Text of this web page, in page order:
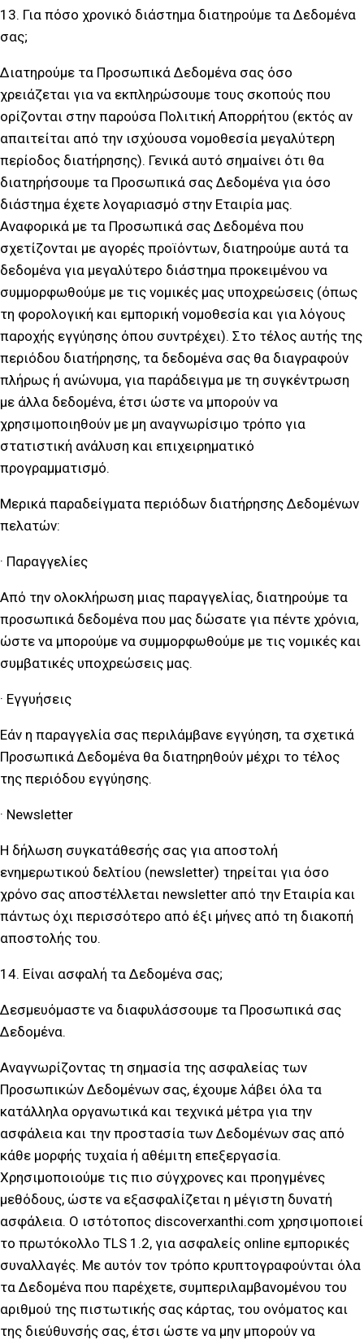
13. Για πόσο χρονικό διάστημα διατηρούμε τα Δεδομένα
σας;
Διατηρούμε τα Προσωπικά Δεδομένα σας όσο
χρειάζεται για να εκπληρώσουμε τους σκοπούς που
ορίζονται στην παρούσα Πολιτική Απορρήτου (εκτός αν
απαιτείται από την ισχύουσα νομοθεσία μεγαλύτερη
περίοδος διατήρησης). Γενικά αυτό σημαίνει ότι θα
διατηρήσουμε τα Προσωπικά σας Δεδομένα για όσο
διάστημα έχετε λογαριασμό στην Εταιρία μας.
Αναφορικά με τα Προσωπικά σας Δεδομένα που
σχετίζονται με αγορές προϊόντων, διατηρούμε αυτά τα
δεδομένα για μεγαλύτερο διάστημα προκειμένου να
συμμορφωθούμε με τις νομικές μας υποχρεώσεις (όπως
τη φορολογική και εμπορική νομοθεσία και για λόγους
παροχής εγγύησης όπου συντρέχει). Στο τέλος αυτής της
περιόδου διατήρησης, τα δεδομένα σας θα διαγραφούν
πλήρως ή ανώνυμα, για παράδειγμα με τη συγκέντρωση
με άλλα δεδομένα, έτσι ώστε να μπορούν να
χρησιμοποιηθούν με μη αναγνωρίσιμο τρόπο για
στατιστική ανάλυση και επιχειρηματικό
προγραμματισμό.
Μερικά παραδείγματα περιόδων διατήρησης Δεδομένων
πελατών:
· Παραγγελίες
Από την ολοκλήρωση μιας παραγγελίας, διατηρούμε τα
προσωπικά δεδομένα που μας δώσατε για πέντε χρόνια,
ώστε να μπορούμε να συμμορφωθούμε με τις νομικές και
συμβατικές υποχρεώσεις μας.
· Εγγυήσεις
Εάν η παραγγελία σας περιλάμβανε εγγύηση, τα σχετικά
Προσωπικά Δεδομένα θα διατηρηθούν μέχρι το τέλος
της περιόδου εγγύησης.
· Newsletter
Η δήλωση συγκατάθεσής σας για αποστολή
ενημερωτικού δελτίου (newsletter) τηρείται για όσο
χρόνο σας αποστέλλεται newsletter από την Εταιρία και
πάντως όχι περισσότερο από έξι μήνες από τη διακοπή
αποστολής του.
14. Είναι ασφαλή τα Δεδομένα σας;
Δεσμευόμαστε να διαφυλάσσουμε τα Προσωπικά σας
Δεδομένα.
Αναγνωρίζοντας τη σημασία της ασφαλείας των
Προσωπικών Δεδομένων σας, έχουμε λάβει όλα τα
κατάλληλα οργανωτικά και τεχνικά μέτρα για την
ασφάλεια και την προστασία των Δεδομένων σας από
κάθε μορφής τυχαία ή αθέμιτη επεξεργασία.
Χρησιμοποιούμε τις πιο σύγχρονες και προηγμένες
μεθόδους, ώστε να εξασφαλίζεται η μέγιστη δυνατή
ασφάλεια. Ο ιστότοπος discoverxanthi.com χρησιμοποιεί
το πρωτόκολλο TLS 1.2, για ασφαλείς online εμπορικές
συναλλαγές. Με αυτόν τον τρόπο κρυπτογραφούνται όλα
τα Δεδομένα που παρέχετε, συμπεριλαμβανομένου του
αριθμού της πιστωτικής σας κάρτας, του ονόματος και
της διεύθυνσής σας, έτσι ώστε να μην μπορούν να